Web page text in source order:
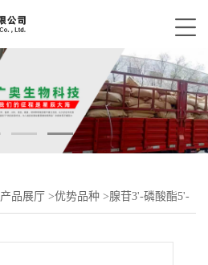
产品展厅 >优势品种 >腺苷3'-磷酸酯5'-